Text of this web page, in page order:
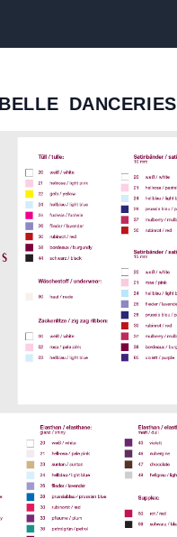
DANCERIES